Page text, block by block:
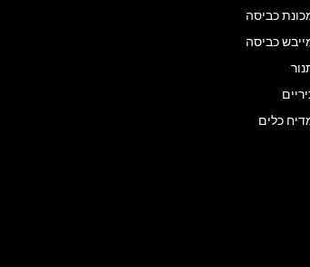
כביסה
כביסה
כלים